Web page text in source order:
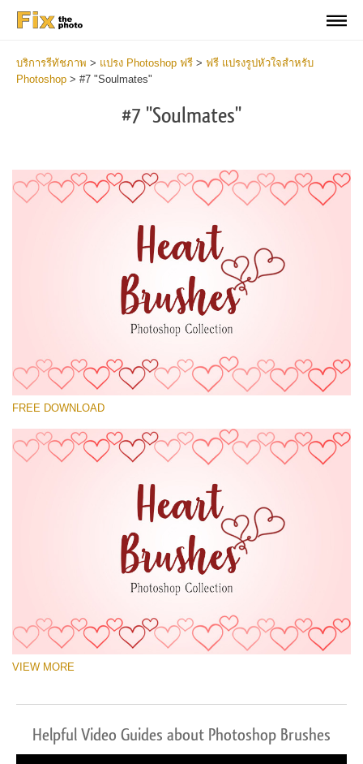
บริการรีทัชภาพ > แปรง Photoshop ฟรี > ฟรี แปรงรูปหัวใจสำหรับ
Photoshop > #7 "Soulmates"
#7 "Soulmates"
โปรดเลือก
Hearts Brushes
ดาวน์โหลดฟรี
FREE DOWNLOAD
VIEW MORE
Helpful Video Guides about Photoshop Brushes